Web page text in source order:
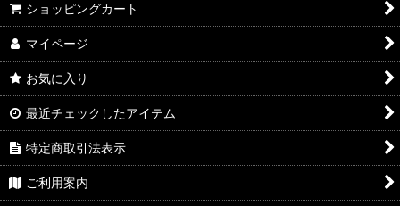
ショッピングカート
マイページ
お気に入り
最近チェックしたアイテム
特定商取引法表示
ご利用案内